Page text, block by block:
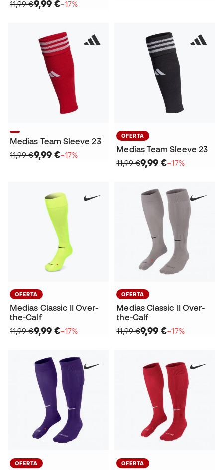
11,99 €9,99 €−17%
Medias Team Sleeve 23
11,99 €9,99 €−17%
OFERTA
Medias Team Sleeve 23
11,99 €9,99 €−17%
OFERTA
Medias Classic II Over-
the-Calf
11,99 €9,99 €−17%
OFERTA
Medias Classic II Over-
the-Calf
11,99 €9,99 €−17%
OFERTA OFERTA